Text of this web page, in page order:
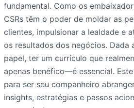
fundamental. Como os
CSRs têm o poder de moldar as
clientes, impulsionar a lealdade e
os resultados dos negócios. Dada
papel, ter um currículo que
apenas benéfico—é essencial.
para ser seu companheiro
insights, estratégias e passos